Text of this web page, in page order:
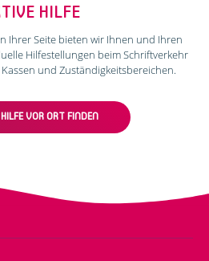
HILFE
Ihrer Seite bieten wir Ihnen und Ihren
Hilfestellungen beim Schriftverkehr
und Zuständigkeitsbereichen.
VOR ORT FINDEN